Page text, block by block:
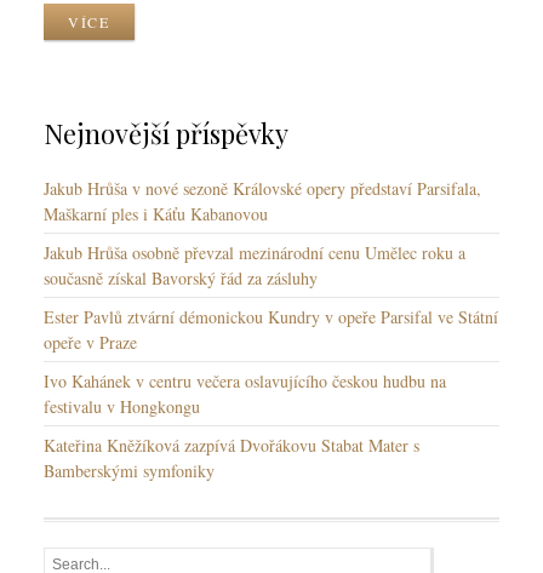
y
VÍCE
Nejnovější příspěvky
Jakub Hrůša v nové sezoně Královské opery představí Parsifala,
Maškarní ples i Káťu Kabanovou
Jakub Hrůša osobně převzal mezinárodní cenu Umělec roku a
současně získal Bavorský řád za zásluhy
Ester Pavlů ztvární démonickou Kundry v opeře Parsifal ve Státní
opeře v Praze
Ivo Kahánek v centru večera oslavujícího českou hudbu na
festivalu v Hongkongu
Kateřina Kněžíková zazpívá Dvořákovu Stabat Mater s
Bamberskými symfoniky